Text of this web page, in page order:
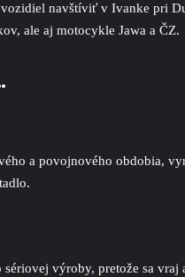
navštíviť v Ivanke pri
ale aj motocykle Jawa a ČZ.
a povojnového obdobia,
výroby, pretože sa